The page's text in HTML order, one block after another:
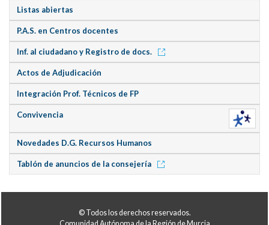
Listas abiertas
P.A.S. en Centros docentes
Inf. al ciudadano y Registro de docs.
Actos de Adjudicación
Integración Prof. Técnicos de FP
Convivencia
Novedades D.G. Recursos Humanos
Tablón de anuncios de la consejería
© Todos los derechos reservados.